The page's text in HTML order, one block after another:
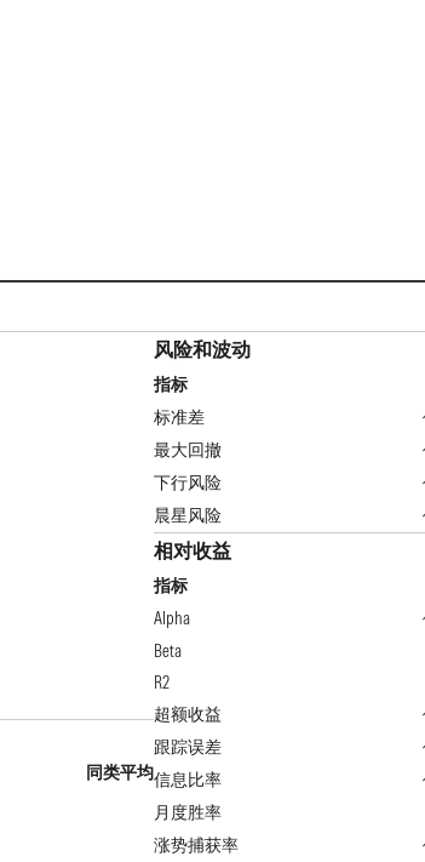
同类平均
风险和波动
指标
标准差
最大回撤
下行风险
晨星风险
相对收益
指标
Alpha
Beta
R2
超额收益
跟踪误差
信息比率
月度胜率
涨势捕获率